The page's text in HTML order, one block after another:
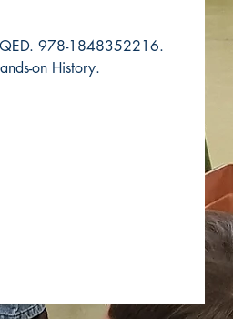
QED. 978-1848352216.
on History.